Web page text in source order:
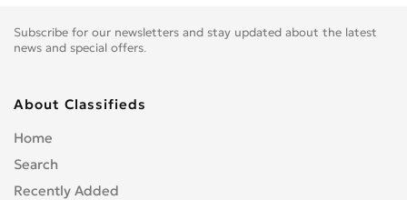
Subscribe for our newsletters and stay updated about the latest
news and special offers.
About Classifieds
Home
Search
Recently Added